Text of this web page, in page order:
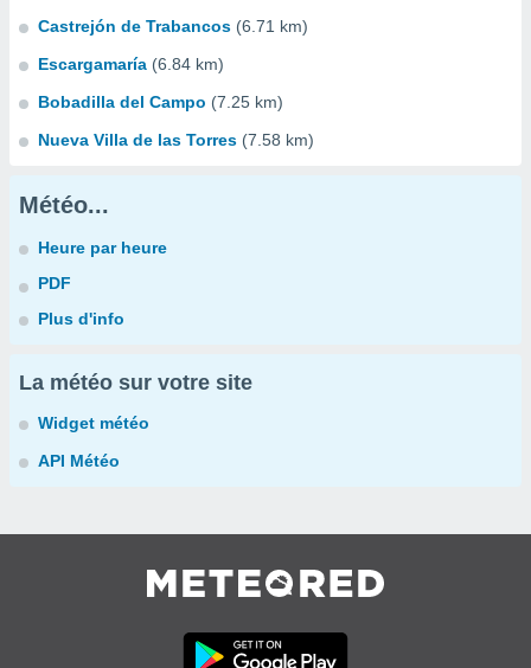
Castrejón de Trabancos (6.71 km)
Escargamaría (6.84 km)
Bobadilla del Campo (7.25 km)
Nueva Villa de las Torres (7.58 km)
Météo...
Heure par heure
PDF
Plus d'info
La météo sur votre site
Widget météo
API Météo